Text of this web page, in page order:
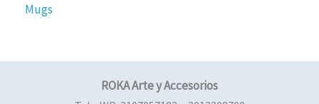
Mugs
ROKA Arte y Accesorios